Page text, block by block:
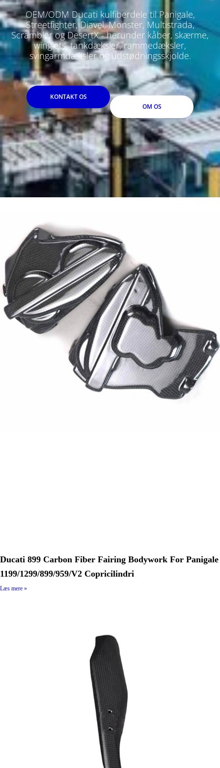
OEM/ODM Ducati kulfiberdele til Panigale,
Streetfighter, Diavel, Monster, Multistrada,
Scrambler og DesertX - herunder kåber, skærme,
winglets, tankdæksler, rammedæksler,
svingarmdæksler og udstødningsskjolde.
KONTAKT OS
OM OS
Ducati 899 Carbon Fiber Fairing Bodywork For Panigale
1199/1299/899/959/V2 Copricilindri
Læs mere »